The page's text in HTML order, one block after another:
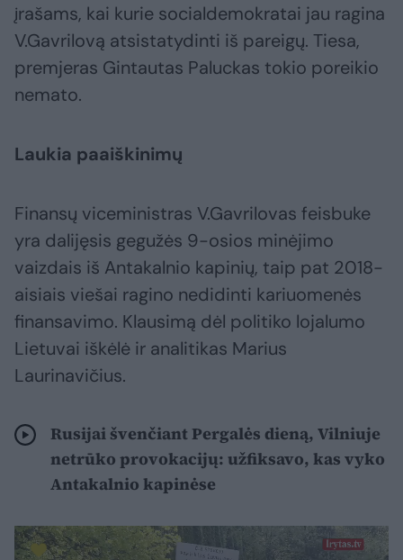
įrašams, kai kurie socialdemokratai jau ragina
V.Gavrilovą atsistatydinti iš pareigų. Tiesa,
premjeras Gintautas Paluckas tokio poreikio
nemato.
Laukia paaiškinimų
Finansų viceministras V.Gavrilovas feisbuke
yra dalijęsis gegužės 9-osios minėjimo
vaizdais iš Antakalnio kapinių, taip pat 2018-
aisiais viešai ragino nedidinti kariuomenės
finansavimo. Klausimą dėl politiko lojalumo
Lietuvai iškėlė ir analitikas Marius
Laurinavičius.
Rusijai švenčiant Pergalės dieną, Vilniuje
netrūko provokacijų: užfiksavo, kas vyko
Antakalnio kapinėse